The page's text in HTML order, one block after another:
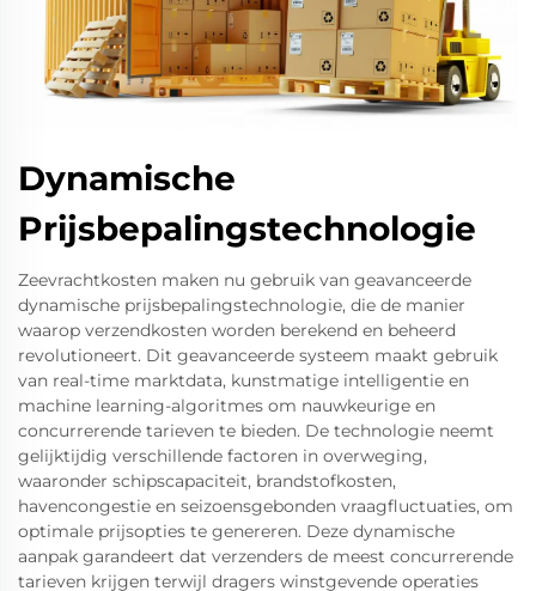
Dynamische
Prijsbepalingstechnologie
Zeevrachtkosten maken nu gebruik van geavanceerde
dynamische prijsbepalingstechnologie, die de manier
waarop verzendkosten worden berekend en beheerd
revolutioneert. Dit geavanceerde systeem maakt gebruik
van real-time marktdata, kunstmatige intelligentie en
machine learning-algoritmes om nauwkeurige en
concurrerende tarieven te bieden. De technologie neemt
gelijktijdig verschillende factoren in overweging,
waaronder schipscapaciteit, brandstofkosten,
havencongestie en seizoensgebonden vraagfluctuaties, om
optimale prijsopties te genereren. Deze dynamische
aanpak garandeert dat verzenders de meest concurrerende
tarieven krijgen terwijl dragers winstgevende operaties